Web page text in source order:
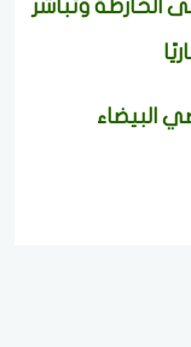
الخارطة وتباشر
البيضاء